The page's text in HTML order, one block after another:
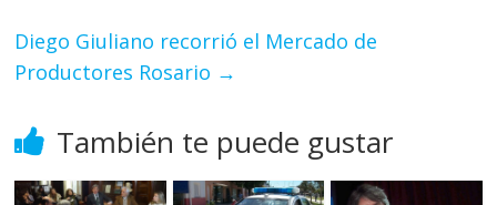
Diego Giuliano recorrió el Mercado de
Productores Rosario →
También te puede gustar